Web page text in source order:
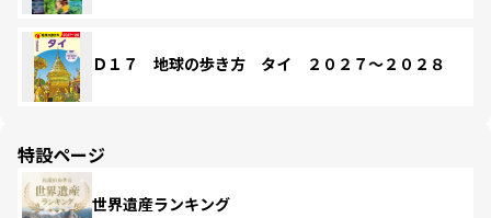
Ｄ１７ 地球の歩き方 タイ ２０２７～２０２８
特設ページ
世界遺産ランキング